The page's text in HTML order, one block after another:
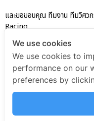
และขอขอบคุณ ทีมงาน ทีมวิศ
Racing
AAS
AAS Motorsport PR
We use cookies
We use cookies to
performance on our
preferences by